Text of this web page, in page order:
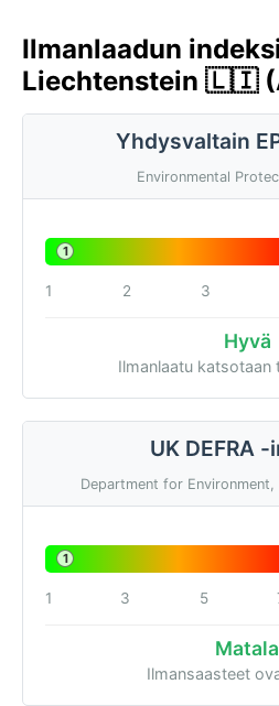
Ilmanlaadun
Liechtenstein 🇱🇮
Yhdysvaltain
Environmental
1
1 2 3
Hyvä
Ilmanlaatu
UK DEFRA
Department for
1
1 3 5
Matala
Ilmansaasteet